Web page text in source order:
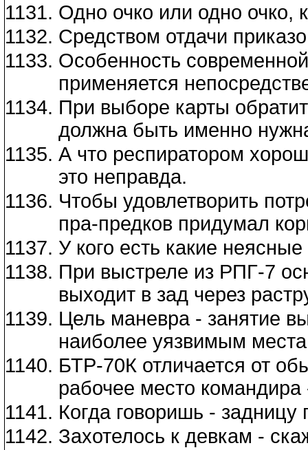
Одно очко или одно очко,
Средством отдачи
Особенность
применяется
При выборе карты
должна быть именно
А что респиратором
это неправда.
Чтобы удовлетворить
пра-предков придумал
У кого есть какие
При выстреле из РПГ-7
выходит в зад через
Цель маневра - занятие
наиболее уязвимым
БТР-70К отличается от
рабочее место командира
Когда говоришь -
Захотелось к девкам -